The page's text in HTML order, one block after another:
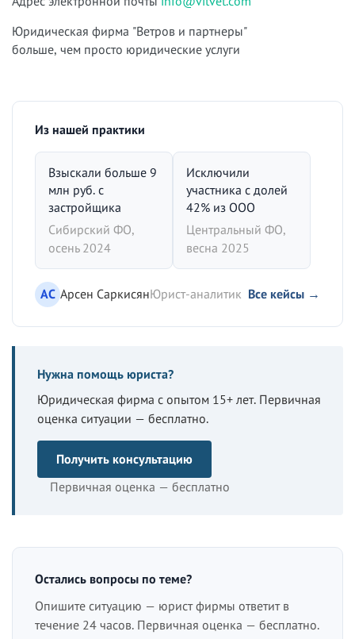
Юридическая фирма "Ветров и партнеры"
больше, чем просто юридические услуги
Из нашей практики
Взыскали больше 9
млн руб. с
застройщика
Сибирский ФО,
осень 2024
Исключили
участника с долей
42% из ООО
Центральный ФО,
весна 2025
АС Арсен СаркисянЮрист-аналитик Все кейсы →
Нужна помощь юриста?
Юридическая фирма с опытом 15+ лет. Первичная
оценка ситуации — бесплатно.
Получить консультацию
Первичная оценка — бесплатно
Остались вопросы по теме?
Опишите ситуацию — юрист фирмы ответит в
течение 24 часов. Первичная оценка — бесплатно.